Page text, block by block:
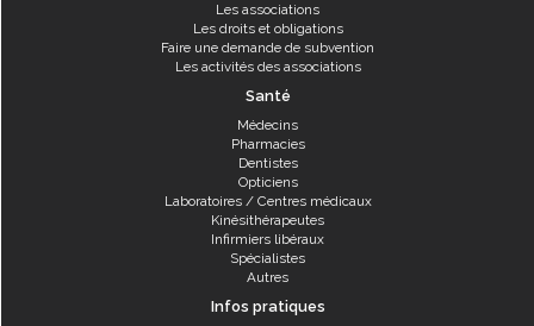
Les associations
Les droits et obligations
Faire une demande de subvention
Les activités des associations
Santé
Médecins
Pharmacies
Dentistes
Opticiens
Laboratoires / Centres médicaux
Kinésithérapeutes
Infirmiers libéraux
Spécialistes
Autres
Infos pratiques